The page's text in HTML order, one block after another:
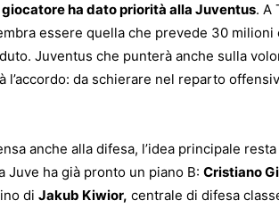
giocatore ha dato priorità alla Juventus. A
essere quella che prevede 30
Juventus che punterà anche sulla
l’accordo: da schierare nel reparto
anche alla difesa, l’idea principale
Juve ha già pronto un piano B: Cristiano
di Jakub Kiwior, centrale di difesa